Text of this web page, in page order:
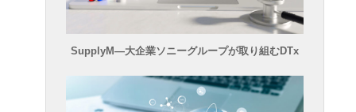
SupplyM―大企業ソニーグループが取り組むDTx